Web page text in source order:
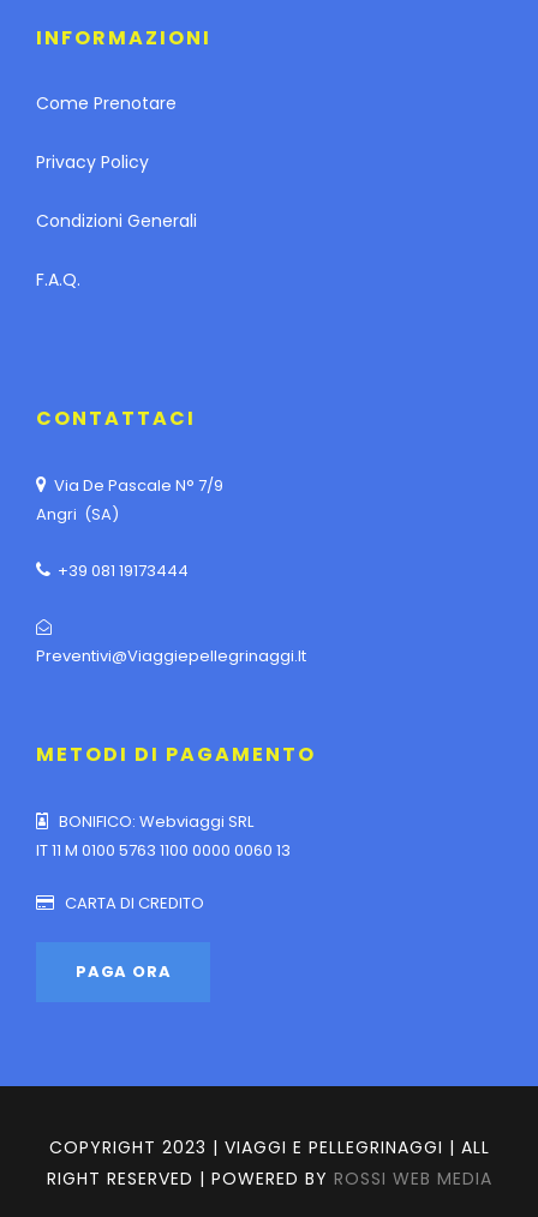
INFORMAZIONI
Come Prenotare
Privacy Policy
Condizioni Generali
F.A.Q.
CONTATTACI
Via De Pascale N° 7/9
Angri (SA)
+39 081 19173444
Preventivi@viaggiepellegrinaggi.it
METODI DI PAGAMENTO
BONIFICO: Webviaggi SRL
IT 11 M 0100 5763 1100 0000 0060 13
CARTA DI CREDITO
COPYRIGHT 2023 | VIAGGI E PELLEGRINAGGI | ALL
RIGHT RESERVED | POWERED BY ROSSI WEB MEDIA